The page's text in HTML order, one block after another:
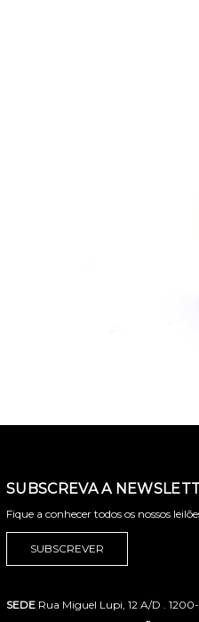
SUBSCREVA A
Fique a conhecer todos os nossos
SUBSCREVER
SEDE Rua Miguel Lupi, 12 A/D .